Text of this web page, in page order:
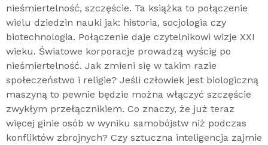
nieśmiertelność, szczęście. Ta książka to połączenie
wielu dziedzin nauki jak: historia, socjologia czy
biotechnologia. Połączenie daje czytelnikowi wizje XXI
wieku. Światowe korporacje prowadzą wyścig po
nieśmiertelność. Jak zmieni się w takim razie
społeczeństwo i religie? Jeśli człowiek jest biologiczną
maszyną to pewnie będzie można włączyć szczęście
zwykłym przełącznikiem. Co znaczy, że już teraz
więcej ginie osób w wyniku samobójstw niż podczas
konfliktów zbrojnych? Czy sztuczna inteligencja zajmie